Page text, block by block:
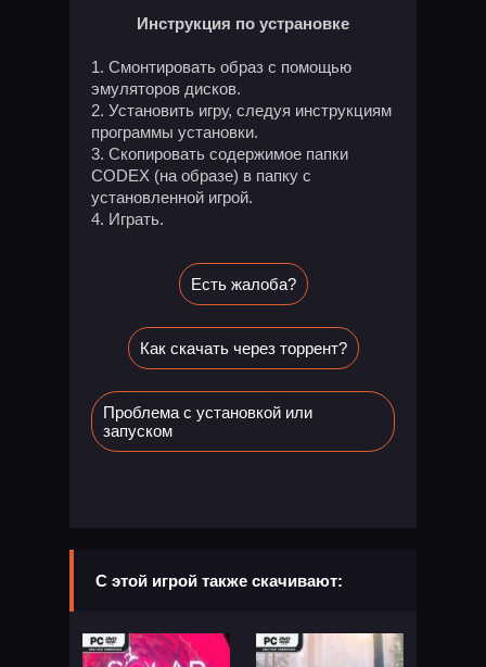
Инструкция по устрановке
Смонтировать образ с помощью
эмуляторов дисков.
Установить игру, следуя инструкциям
программы установки.
Скопировать содержимое папки
CODEX (на образе) в папку с
установленной игрой.
Играть.
Есть жалоба?
Как скачать через торрент?
Проблема с установкой или
запуском
С этой игрой также скачивают: